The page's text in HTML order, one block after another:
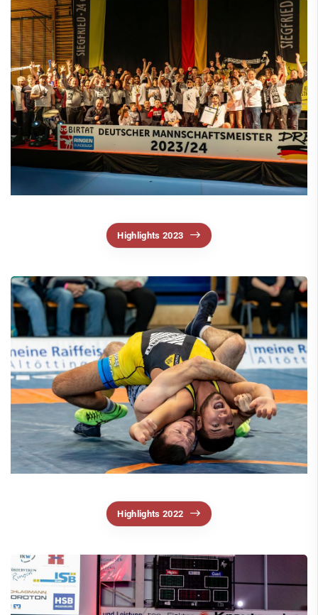
Highlights 2023
Highlights 2022
Saisonliste
Wallpapers
Links
Unsere Partner
Termine
Trainingszeiten
Tischtennis
VitaSport
Volleyball
Windsurfen
Service
Kontakt